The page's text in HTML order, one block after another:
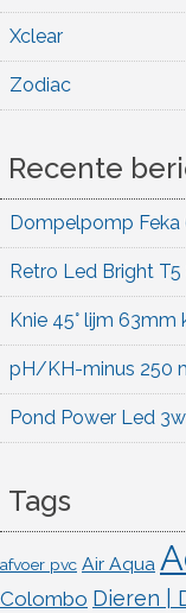
Xclear
Zodiac
Recente
Dompelpomp
Retro Led Bright
Knie 45° lijm 63mm
pH/KH-minus 250
Pond Power Led
Tags
afvoer pvc Air Aqua
Colombo Dieren |